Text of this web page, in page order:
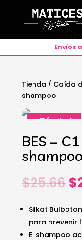
Envíos
Tienda / Caída
shampoo
¡Oferta!
BES –
shampoo
$25.66 El
$
Silkat
para prevenir
El shampoo